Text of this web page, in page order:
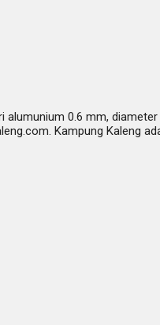
alumunium 0.6 mm,
Kampung Kaleng